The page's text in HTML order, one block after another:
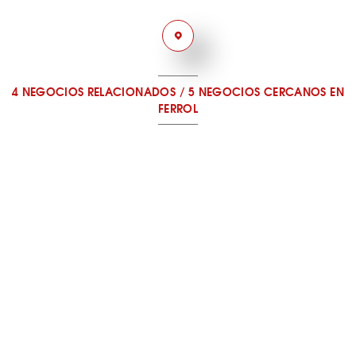
4 NEGOCIOS RELACIONADOS/5 NEGOCIOS CERCANOS EN
FERROL